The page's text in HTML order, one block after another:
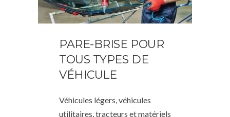
PARE-BRISE POUR
TOUS TYPES DE
VÉHICULE
Véhicules légers, véhicules
utilitaires, tracteurs et matériels